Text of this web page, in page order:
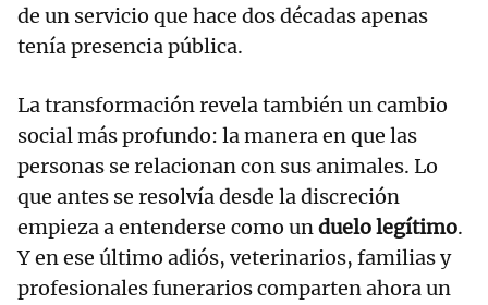
de un servicio que hace dos décadas apenas
tenía presencia pública.
La transformación revela también un cambio
social más profundo: la manera en que las
personas se relacionan con sus animales. Lo
que antes se resolvía desde la discreción
empieza a entenderse como unduelo legítimo.
Y en ese último adiós, veterinarios, familias y
profesionales funerarios comparten ahora un